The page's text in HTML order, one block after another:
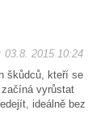
2015 10:24
škůdců, kteří se
vyrůstat
ideálně bez